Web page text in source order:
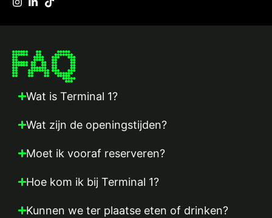
FAQ
Wat is Terminal 1?
Wat zijn de openingstijden?
Moet ik vooraf reserveren?
Hoe kom ik bij Terminal 1?
Kunnen we ter plaatse eten of drinken?